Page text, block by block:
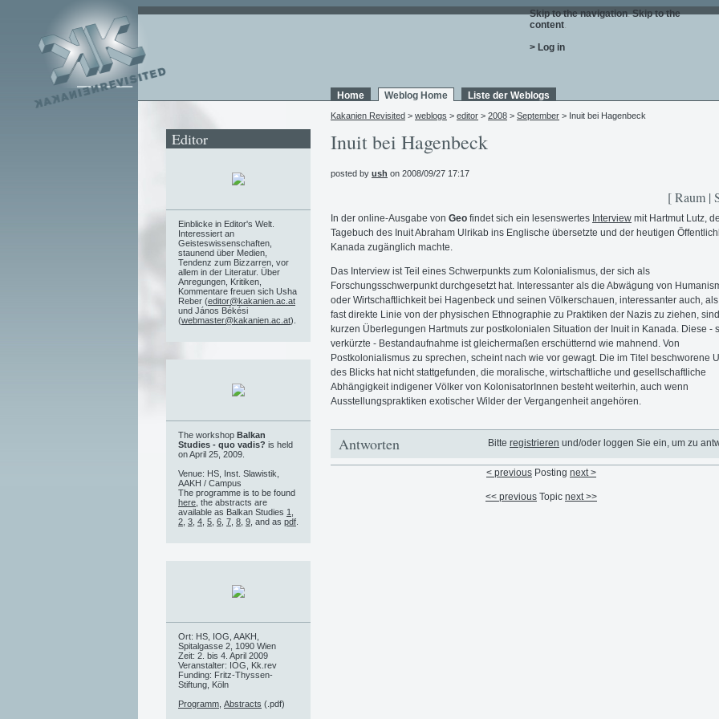
Skip to the navigation. Skip to the
content.
> Log in
Home Weblog Home Liste der Weblogs
Kakanien Revisited > weblogs > editor > 2008 > September > Inuit bei Hagenbeck
Inuit bei Hagenbeck
posted by ush on 2008/09/27 17:17
[ Raum |
In der online-Ausgabe von Geo findet sich ein lesenswertes Interview mit Hartmut Lutz,
Tagebuch des Inuit Abraham Ulrikab ins Englische übersetzte und der heutigen
Kanada zugänglich machte.
Das Interview ist Teil eines Schwerpunkts zum Kolonialismus, der sich als
Forschungsschwerpunkt durchgesetzt hat. Interessanter als die Abwägung von
oder Wirtschaftlichkeit bei Hagenbeck und seinen Völkerschauen, interessanter auch,
fast direkte Linie von der physischen Ethnographie zu Praktiken der Nazis zu ziehen,
kurzen Überlegungen Hartmuts zur postkolonialen Situation der Inuit in Kanada. Diese -
verkürzte - Bestandaufnahme ist gleichermaßen erschütternd wie mahnend. Von
Postkolonialismus zu sprechen, scheint nach wie vor gewagt. Die im Titel beschworene
des Blicks hat nicht stattgefunden, die moralische, wirtschaftliche und gesellschaftliche
Abhängigkeit indigener Völker von KolonisatorInnen besteht weiterhin, auch wenn
Ausstellungspraktiken exotischer Wilder der Vergangenheit angehören.
Bitte registrieren und/oder loggen Sie ein, um zu
Antworten
< previous Posting next >
<< previous Topic next >>
Editor
Einblicke in Editor's Welt.
Interessiert an
Geisteswissenschaften,
staunend über Medien,
Tendenz zum Bizzarren, vor
allem in der Literatur. Über
Anregungen, Kritiken,
Kommentare freuen sich Usha
Reber (editor@kakanien.ac.at
und János Békési
(webmaster@kakanien.ac.at).
The workshop Balkan
Studies - quo vadis? is held
on April 25, 2009.
Venue: HS, Inst. Slawistik,
AAKH / Campus
The programme is to be found
here , the abstracts are
available as Balkan Studies 1
2 3 4 5 6 7 8 9 , and as pdf
Ort: HS, IOG, AAKH,
Spitalgasse 2, 1090 Wien
Zeit: 2. bis 4. April 2009
Veranstalter: IOG, Kk.rev
Funding: Fritz-Thyssen-
Stiftung, Köln
Programm Abstracts (.pdf)